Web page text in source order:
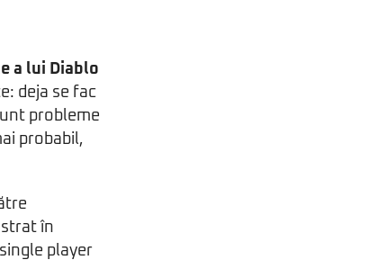
a lui Diablo
deja se fac
probleme
probabil,
în
player